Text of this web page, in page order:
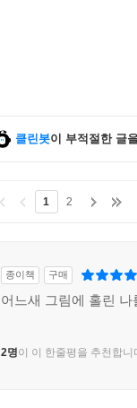
클린봇이 부적절한 글
1 2
종이책 구매
어느새 그림에 홀린
2명이 이 한줄평을 추천합니